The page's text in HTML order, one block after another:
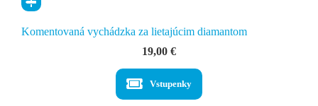
Komentovaná vychádzka za lietajúcim diamantom
19,00 €
Vstupenky